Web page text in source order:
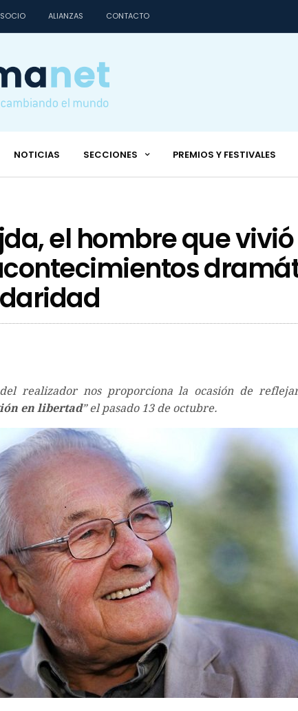
ALIANZAS CONTACTO
NOTICIAS SECCIONES PREMIOS Y FESTIVALES
el hombre que
realizador nos proporciona la ocasión de
en libertad” el pasado 13 de octubre.